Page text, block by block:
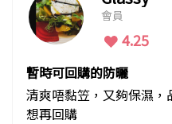
會員
4.25
暫時可回購的防曬
清爽唔黏笠，又夠保濕
想再回購